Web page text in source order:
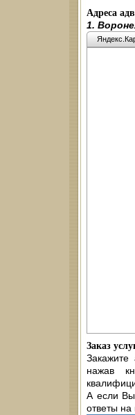
Адреса
1.
Заказ
нажав
А если
ответы на